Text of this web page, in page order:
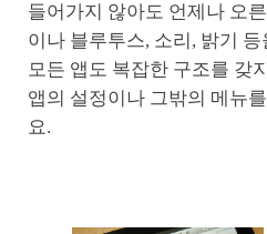
들어가지 않아도 언제나 오
이나 블루투스, 소리, 밝기
모든 앱도 복잡한 구조를 갖
앱의 설정이나 그밖의 메뉴
요.